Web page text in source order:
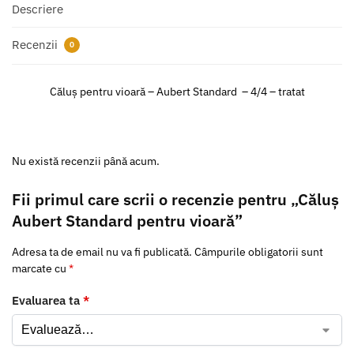
Descriere
Recenzii 0
Căluș pentru vioară – Aubert Standard – 4/4 – tratat
Nu există recenzii până acum.
Fii primul care scrii o recenzie pentru „Căluș
Aubert Standard pentru vioară”
Adresa ta de email nu va fi publicată. Câmpurile obligatorii sunt
marcate cu *
Evaluarea ta *